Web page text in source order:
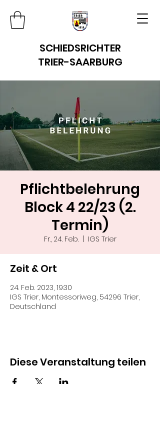
SCHIEDSRICHTER
TRIER-SAARBURG
Pflichtbelehrung
Block 4 22/23 (2.
Termin)
Fr., 24. Feb.
  |
IGS Trier
Zeit & Ort
24. Feb. 2023, 19:30
IGS Trier, Montessoriweg, 54296 Trier,
Deutschland
Diese Veranstaltung teilen